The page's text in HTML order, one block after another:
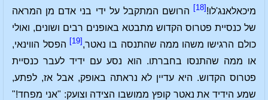
מיכאלאנג'לו! [18]
הרושם המתקבל על ידי בני אדם מן המראה
של כנסיית פטרוס הקדוש מתבטא באופנים רבים ושונים, ואולי
כולם הרגישו משהו ממה שהתנסה בו נאטר, [19]
הפסל הווינאי,
או ממה שהתנסו בחברתו. הוא נסע עם ידיד לעבר כנסיית
פטרוס הקדוש. היא עדיין לא נראתה באופק, אבל אז, לפתע,
שמע הידיד את נאטר קופץ ממושבו הצידה וצועק: "אני מפחד!"